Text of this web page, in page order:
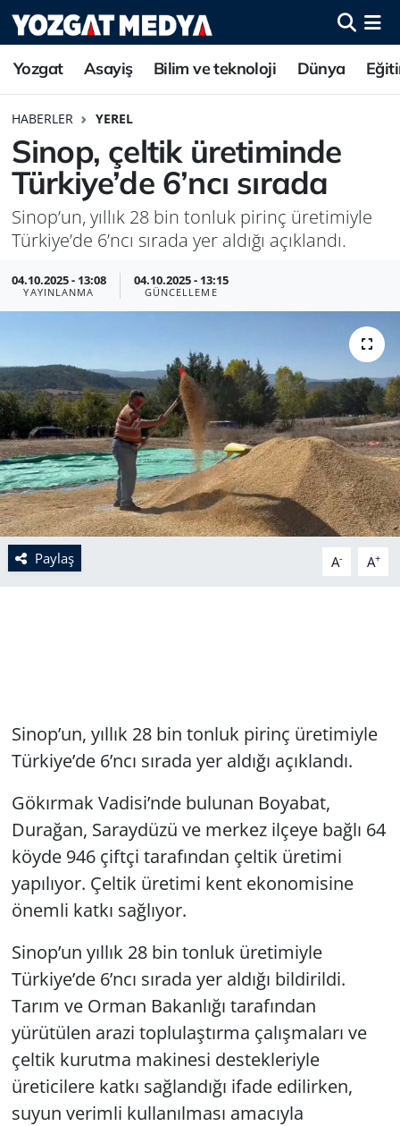
Yozgat Asayiş Bilim ve teknoloji Dünya
HABERLER YEREL
Sinop, çeltik üretiminde
Türkiye’de 6’ncı sırada
Sinop’un, yıllık 28 bin tonluk pirinç üretimiyle
Türkiye’de 6’ncı sırada yer aldığı açıklandı.
04.10.2025 - 13:08
YAYINLANMA
04.10.2025 - 13:15
GÜNCELLEME
Paylaş A- A+
Sinop’un, yıllık 28 bin tonluk pirinç üretimiyle
Türkiye’de 6’ncı sırada yer aldığı açıklandı.
Gökırmak Vadisi’nde bulunan Boyabat,
Durağan, Saraydüzü ve merkez ilçeye bağlı 64
köyde 946 çiftçi tarafından çeltik üretimi
yapılıyor. Çeltik üretimi kent ekonomisine
önemli katkı sağlıyor.
Sinop’un yıllık 28 bin tonluk üretimiyle
Türkiye’de 6’ncı sırada yer aldığı bildirildi.
Tarım ve Orman Bakanlığı tarafından
yürütülen arazi toplulaştırma çalışmaları ve
çeltik kurutma makinesi destekleriyle
üreticilere katkı sağlandığı ifade edilirken,
suyun verimli kullanılması amacıyla